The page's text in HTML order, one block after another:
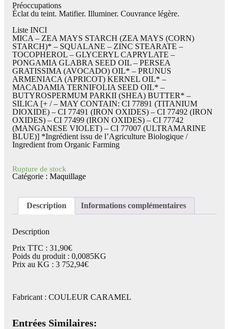
Préoccupations
Éclat du teint. Matifier. Illuminer. Couvrance légère.
Liste INCI
MICA – ZEA MAYS STARCH (ZEA MAYS (CORN)
STARCH)* – SQUALANE – ZINC STEARATE –
TOCOPHEROL – GLYCERYL CAPRYLATE –
PONGAMIA GLABRA SEED OIL – PERSEA
GRATISSIMA (AVOCADO) OIL* – PRUNUS
ARMENIACA (APRICOT) KERNEL OIL* –
MACADAMIA TERNIFOLIA SEED OIL* –
BUTYROSPERMUM PARKII (SHEA) BUTTER* –
SILICA [+ / – MAY CONTAIN: CI 77891 (TITANIUM
DIOXIDE) – CI 77491 (IRON OXIDES) – CI 77492 (IRON
OXIDES) – CI 77499 (IRON OXIDES) – CI 77742
(MANGANESE VIOLET) – CI 77007 (ULTRAMARINE
BLUE)] *Ingrédient issu de l’Agriculture Biologique /
Ingredient from Organic Farming
Rupture de stock
Catégorie : Maquillage
Description Informations complémentaires
Description
Prix TTC : 31,90€
Poids du produit : 0,0085KG
Prix au KG : 3 752,94€
Fabricant : COULEUR CARAMEL
Entrées Similaires: